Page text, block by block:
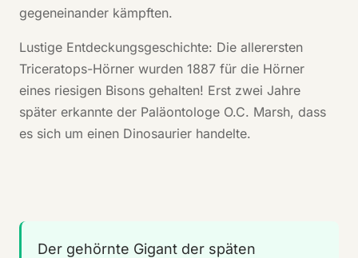
gegeneinander kämpften.
Lustige Entdeckungsgeschichte: Die allerersten
Triceratops-Hörner wurden 1887 für die Hörner
eines riesigen Bisons gehalten! Erst zwei Jahre
später erkannte der Paläontologe O.C. Marsh, dass
es sich um einen Dinosaurier handelte.
Der gehörnte Gigant der späten